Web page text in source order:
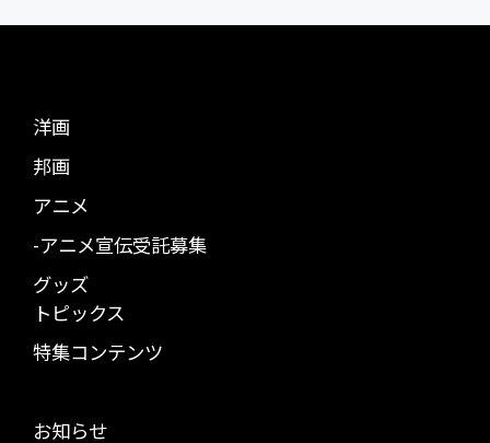
洋画
邦画
アニメ
-アニメ宣伝受託募集
グッズ
トピックス
特集コンテンツ
お知らせ